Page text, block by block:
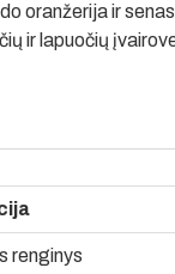
oranžerija ir
ir lapuočių
renginys